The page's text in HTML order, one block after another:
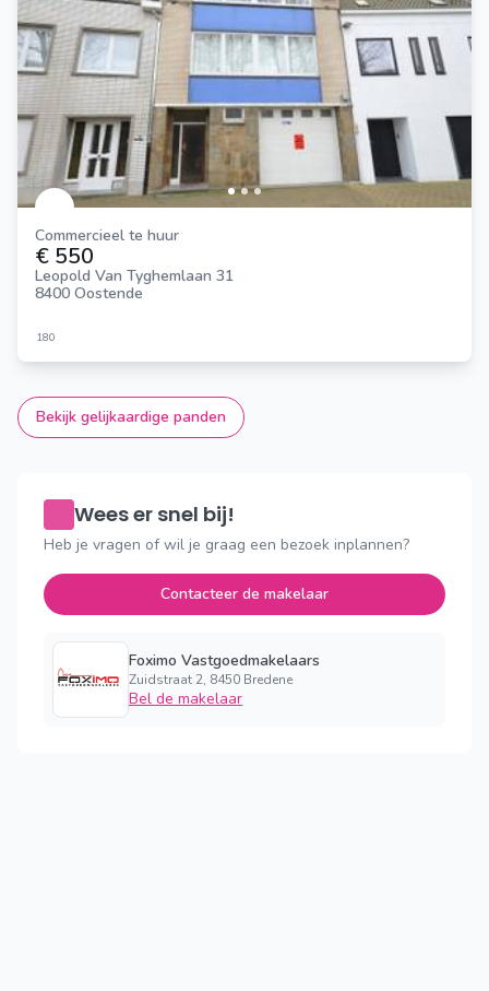
Commercieel te huur
€ 550
Leopold Van Tyghemlaan 31
8400 Oostende
180
Bekijk gelijkaardige panden
Wees er snel bij!
Heb je vragen of wil je graag een bezoek inplannen?
Contacteer de makelaar
Foximo Vastgoedmakelaars
Zuidstraat 2, 8450 Bredene
Bel de makelaar